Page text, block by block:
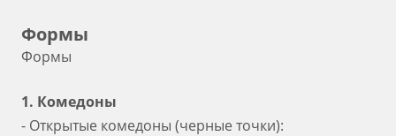
Формы
Формы
1. Комедоны
- Открытые комедоны (черные точки):